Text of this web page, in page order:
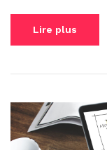
Lire plus